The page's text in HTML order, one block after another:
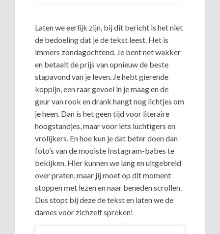
Laten we eerlijk zijn, bij dit bericht is het niet
de bedoeling dat je de tekst leest. Het is
immers zondagochtend. Je bent net wakker
en betaalt de prijs van opnieuw de beste
stapavond van je leven. Je hebt gierende
koppijn, een raar gevoel in je maag en de
geur van rook en drank hangt nog lichtjes om
je heen. Dan is het geen tijd voor literaire
hoogstandjes, maar voor iets luchtigers en
vrolijkers. En hoe kun je dat beter doen dan
foto’s van de mooiste Instagram-babes te
bekijken. Hier kunnen we lang en uitgebreid
over praten, maar jij moet op dit moment
stoppen met lezen en naar beneden scrollen.
Dus stopt bij deze de tekst en laten we de
dames voor zichzelf spreken!